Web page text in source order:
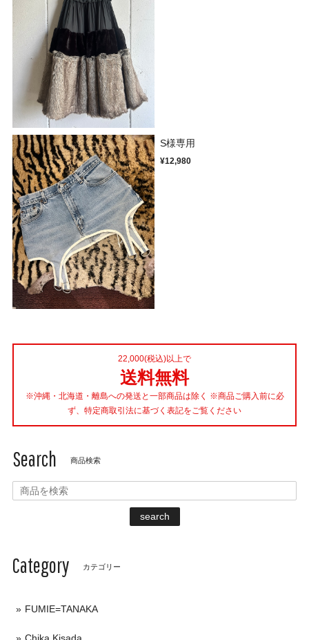
S様専用
¥12,980
22,000(税込)以上で
送料無料
※沖縄・北海道・離島への発送と一部商品は除く ※商品ご購入前に必
ず、特定商取引法に基づく表記をご覧ください
Search 商品検索
search
Category カテゴリー
FUMIE=TANAKA
Chika Kisada